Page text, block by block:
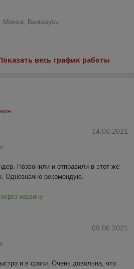
Минск, Беларусь
весь график работы
14.06.2021
Позвонили и отправили в этот же
Однозначно рекомендую.
корзину
09.06.2021
и в сроки. Очень довольна, что